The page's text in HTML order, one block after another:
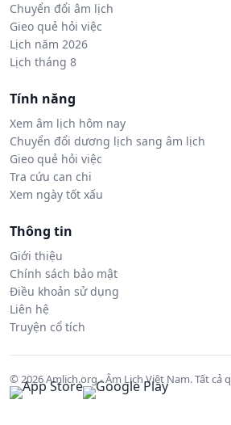
Chuyển đổi âm lịch
Gieo quẻ hỏi việc
Lịch năm 2026
Lịch tháng 8
Tính năng
Xem âm lịch hôm nay
Chuyển đổi dương lịch sang âm lịch
Gieo quẻ hỏi việc
Tra cứu can chi
Xem ngày tốt xấu
Thông tin
Giới thiệu
Chính sách bảo mật
Điều khoản sử dụng
Liên hệ
Truyện cổ tích
© 2026 Amlich.org - Âm Lịch Việt Nam. Tất cả